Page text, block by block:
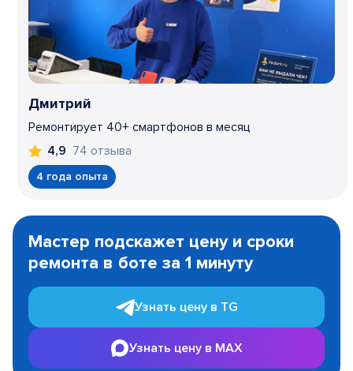
Дмитрий
Ремонтирует 40+ смартфонов в месяц
4,9 74 отзыва
4 года опыта
1
Мастер подскажет цену и сроки
ремонта в боте за 1 минуту
Узнать цену в TG
Узнать цену в MAX